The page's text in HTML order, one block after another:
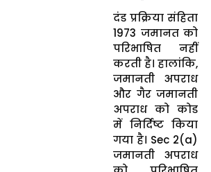
दंड प्रक्रिया संहिता
1973 जमानत को
परिभाषित नहीं
करती है। हालांकि,
जमानती अपराध
और गैर जमानती
अपराध को कोड
में निर्दिष्ट किया
गया है। Sec 2(a)
जमानती अपराध